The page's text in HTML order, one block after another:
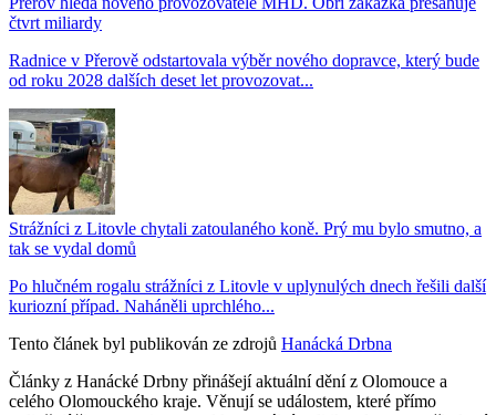
čtvrt miliardy
Radnice v Přerově odstartovala výběr nového dopravce, který bude
od roku 2028 dalších deset let provozovat...
Strážníci z Litovle chytali zatoulaného koně. Prý mu bylo smutno, a
tak se vydal domů
Po hlučném rogalu strážníci z Litovle v uplynulých dnech řešili další
kuriozní případ. Naháněli uprchlého...
Tento článek byl publikován ze zdrojů Hanácká Drbna
Články z Hanácké Drbny přinášejí aktuální dění z Olomouce a
celého Olomouckého kraje. Věnují se událostem, které přímo